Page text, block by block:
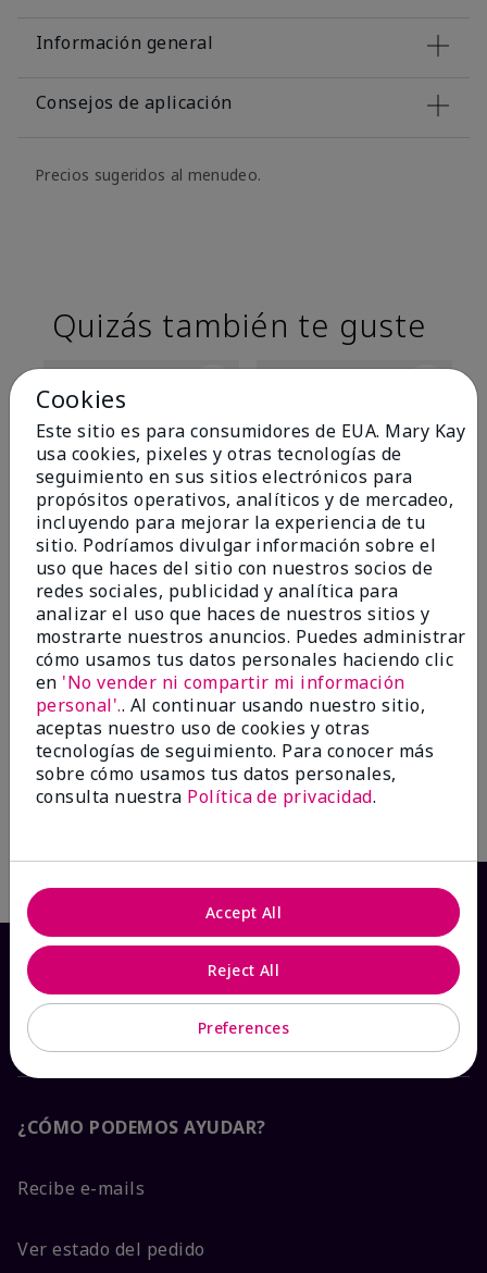
Información general
Consejos de aplicación
Precios sugeridos al menudeo.
Quizás también te guste
TimeWise® Matte 3D
Foundation
Light 1​ (subtonos rosados
fríos)
$28.00
Skinvigorate™ Duo Facial
Device de edición
especial†
$95.00
¿CÓMO PODEMOS AYUDAR?
Recibe e-mails
Ver estado del pedido
Cookies
Este sitio es para consumidores de EUA. Mary Kay
usa cookies, pixeles y otras tecnologías de
seguimiento en sus sitios electrónicos para
propósitos operativos, analíticos y de mercadeo,
incluyendo para mejorar la experiencia de tu
sitio. Podríamos divulgar información sobre el
uso que haces del sitio con nuestros socios de
redes sociales, publicidad y analítica para
analizar el uso que haces de nuestros sitios y
mostrarte nuestros anuncios. Puedes administrar
cómo usamos tus datos personales haciendo clic
en 'No vender ni compartir mi información
personal'.. Al continuar usando nuestro sitio,
aceptas nuestro uso de cookies y otras
tecnologías de seguimiento. Para conocer más
sobre cómo usamos tus datos personales,
consulta nuestra Política de privacidad.
Preferences
Reject All
Accept All